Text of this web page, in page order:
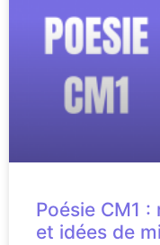
Poésie CM1
et idées de